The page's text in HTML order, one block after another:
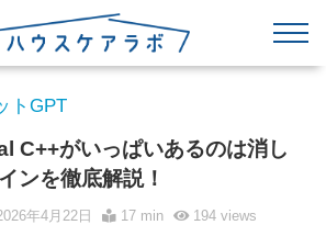
トGPT
C++がいっぱいあるのは消し
ンを徹底解説！
年4月22日 17 min 194views